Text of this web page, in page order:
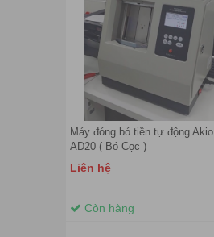
Máy đóng bó tiền tự động Akio
AD20 ( Bó Cọc )
Liên hệ
Còn hàng